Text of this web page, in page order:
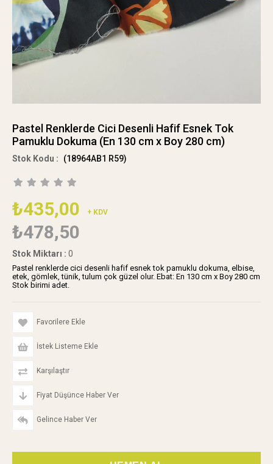
Pastel Renklerde Cici Desenli Hafif Esnek Tok
Pamuklu Dokuma (En 130 cm x Boy 280 cm)
(18964AB1 R59)
₺435,00 + KDV
₺478,50
Stok Miktarı : 0
Pastel renklerde cici desenli hafif esnek tok pamuklu dokuma, elbise,
etek, gömlek, tünik, tulum çok güzel olur. Ebat: En 130 cm x Boy 280 cm
Stok birimi adet.
Favorilere Ekle
İstek Listeme Ekle
Karşılaştır
Fiyat Düşünce Haber Ver
Gelince Haber Ver